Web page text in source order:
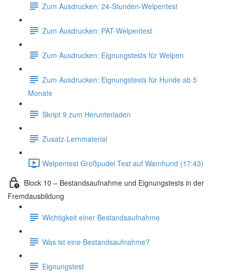
Zum Ausdrucken: 24-Stunden-Welpentest
Zum Ausdrucken: PAT-Welpentest
Zum Ausdrucken: Eignungstests für Welpen
Zum Ausdrucken: Eignungstests für Hunde ab 5
Monate
Skript 9 zum Herunterladen
Zusatz-Lernmaterial
Welpentest Großpudel Test auf Warnhund (17:43)
Block 10 – Bestandsaufnahme und Eignungstests in der
Fremdausbildung
Wichtigkeit einer Bestandsaufnahme
Was ist eine Bestandsaufnahme?
Eignungstest